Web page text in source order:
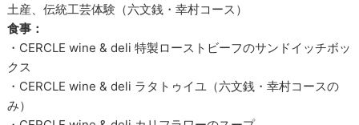
土産、伝統工芸体験（六文銭・幸村コース）
食事：
・CERCLE wine & deli 特製ローストビーフのサンドイッチボッ
クス
・CERCLE wine & deli ラタトゥイユ（六文銭・幸村コースの
み）